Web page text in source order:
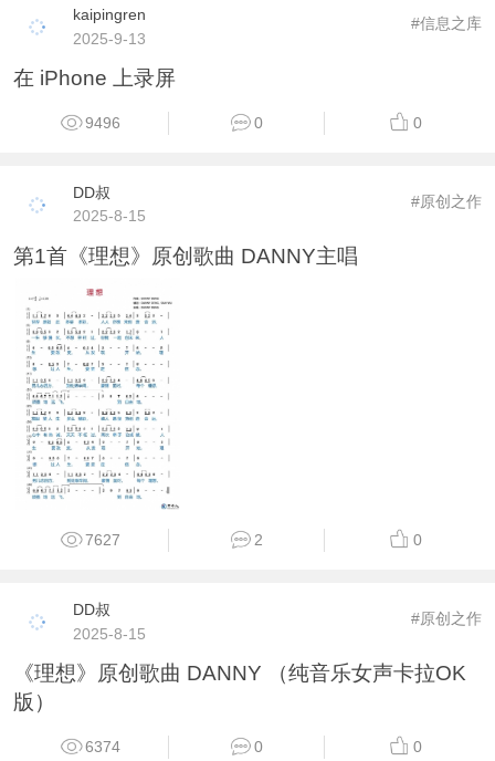
kaipingren
2025-9-13
#信息之库
在 iPhone 上录屏
9496 0 0
DD叔
2025-8-15
#原创之作
第1首《理想》原创歌曲 DANNY主唱
7627 2 0
DD叔
2025-8-15
#原创之作
《理想》原创歌曲 DANNY （纯音乐女声卡拉OK
版）
6374 0 0